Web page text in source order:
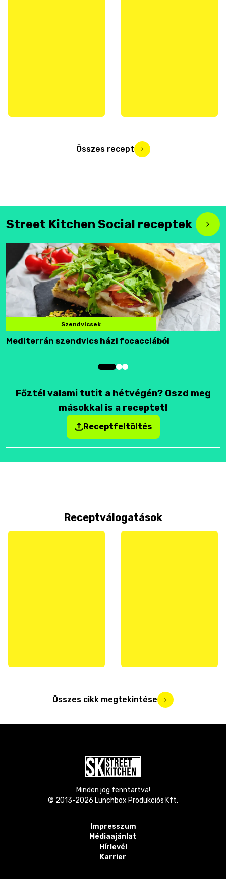
Összes recept
Street Kitchen Social receptek
Szendvicsek
Mediterrán szendvics házi focacciából
Főztél valami tutit a hétvégén? Oszd meg
másokkal is a receptet!
Receptfeltöltés
Receptválogatások
Összes cikk megtekintése
Minden jog fenntartva!
© 2013-2026 Lunchbox Produkciós Kft.
Impresszum
Médiaajánlat
Hírlevél
Karrier